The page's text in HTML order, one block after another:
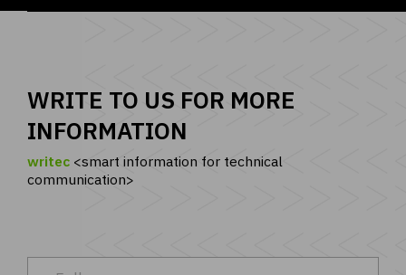
WRITE TO US FOR MORE
INFORMATION
writec
smart information for technical
communication